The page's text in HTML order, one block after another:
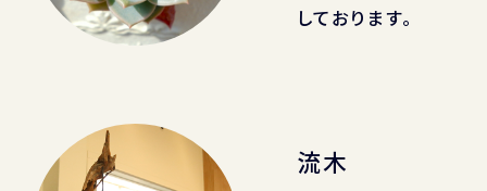
しております。
流木